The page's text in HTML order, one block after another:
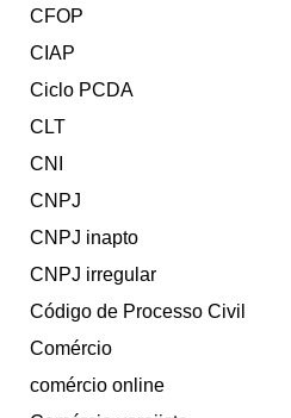
CFOP
CIAP
Ciclo PCDA
CLT
CNI
CNPJ
CNPJ inapto
CNPJ irregular
Código de Processo Civil
Comércio
comércio online